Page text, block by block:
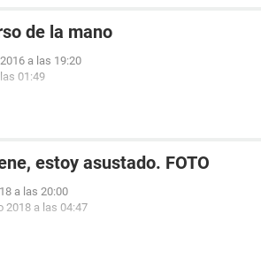
de la mano
a las 19:20
01:49
estoy asustado. FOTO
a las 20:00
2018 a las 04:47